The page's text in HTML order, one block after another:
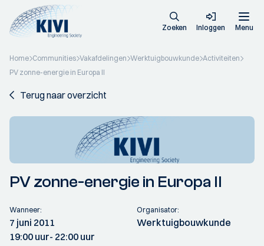
Zoeken Inloggen Menu
Home Communities Vakafdelingen Werktuigbouwkunde Activiteiten
PV zonne-energie in Europa II
Terug naar overzicht
PV zonne-energie in Europa II
Wanneer:
7 juni 2011
19:00 uur- 22:00 uur
Organisator:
Werktuigbouwkunde